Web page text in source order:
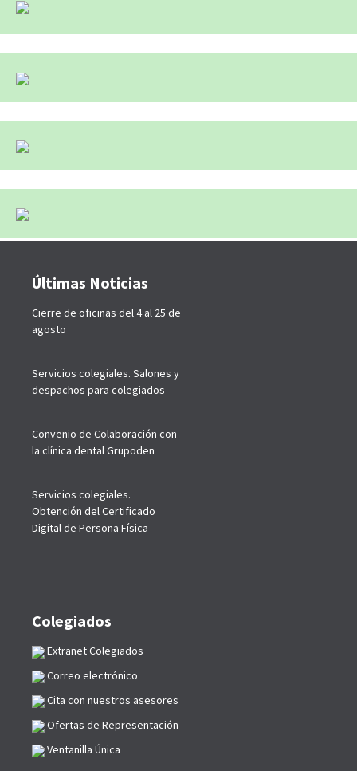
Últimas Noticias
Cierre de oficinas del 4 al 25 de
agosto
Servicios colegiales. Salones y
despachos para colegiados
Convenio de Colaboración con
la clínica dental Grupoden
Servicios colegiales.
Obtención del Certificado
Digital de Persona Física
Colegiados
Extranet Colegiados
Correo electrónico
Cita con nuestros asesores
Ofertas de Representación
Ventanilla Única